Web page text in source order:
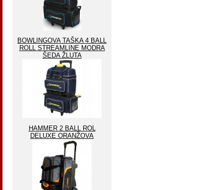
BOWLINGOVA TAŠKA 4 BALL
ROLL STREAMLINE MODRA
ŠEDA ŽLUTA
HAMMER 2 BALL ROL
DELUXE ORANŽOVA